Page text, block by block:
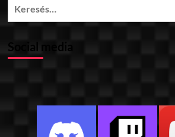
Social media